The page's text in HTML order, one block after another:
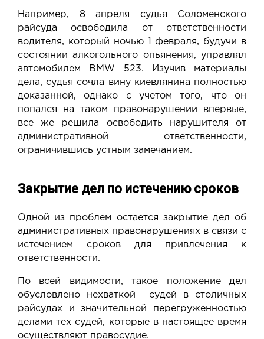
Например, 8 апреля судья Соломенского
райсудаосвободила от ответственности
водителя, который ночью 1 февраля, будучи в
состоянии алкогольного опьянения, управлял
автомобилем BMW 523. Изучив материалы
дела, судья сочла вину киевлянина полностью
доказанной, однако с учетом того, что он
попался на таком правонарушении впервые,
все же решила освободить нарушителя от
административной ответственности,
ограничившись устным замечанием.
Закрытие дел по истечению сроков
Одной из проблем остается закрытиедел об
административных правонарушениях в связи с
истечением сроков для привлечения к
ответственности.
По всей видимости, такое положение дел
обусловлено нехваткой судей в столичных
райсудах и значительной перегруженностью
делами тех судей, которые в настоящее время
осуществляют правосудие.